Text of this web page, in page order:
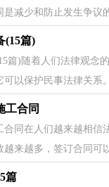
是减少和防止发生争议
(15篇)
篇)随着人们法律观念
可以保护民事法律关系
工合同
合同在人们越来越相信
来越多，签订合同可
怎么拟定？想必这让大
篇